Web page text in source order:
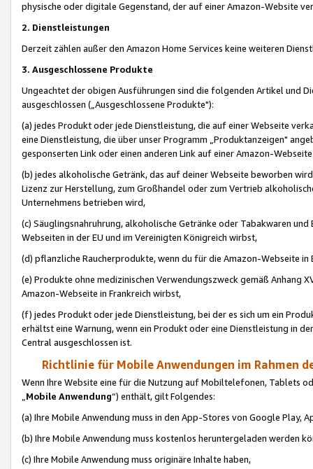
physische oder digitale Gegenstand, der auf einer Amazon-Website
2. Dienstleistungen
Derzeit zählen außer den Amazon Home Services keine weiteren
3. Ausgeschlossene Produkte
Ungeachtet der obigen Ausführungen sind die folgenden Artikel und
ausgeschlossen („Ausgeschlossene Produkte"):
(a) jedes Produkt oder jede Dienstleistung, die auf einer Webseite
eine Dienstleistung, die über unser Programm „Produktanzeigen"
gesponserten Link oder einen anderen Link auf einer Amazon-
(b) jedes alkoholische Getränk, das auf deiner Webseite beworben
Lizenz zur Herstellung, zum Großhandel oder zum Vertrieb
Unternehmens betrieben wird,
(c) Säuglingsnahruhrung, alkoholische Getränke oder Tabakwaren
Webseiten in der EU und im Vereinigten Königreich wirbst,
(d) pflanzliche Raucherprodukte, wenn du für die Amazon-Webseite in
(e) Produkte ohne medizinischen Verwendungszweck gemäß Anhang
Amazon-Webseite in Frankreich wirbst,
(f) jedes Produkt oder jede Dienstleistung, bei der es sich um ein
erhältst eine Warnung, wenn ein Produkt oder eine Dienstleistung in
Central ausgeschlossen ist.
Richtlinie für Mobile Anwendungen im Rahmen
Wenn Ihre Website eine für die Nutzung auf Mobiltelefonen, Tablets
„Mobile Anwendung“) enthält, gilt Folgendes:
(a) Ihre Mobile Anwendung muss in den App-Stores von Google Play,
(b) Ihre Mobile Anwendung muss kostenlos heruntergeladen werden
(c) Ihre Mobile Anwendung muss originäre Inhalte haben,